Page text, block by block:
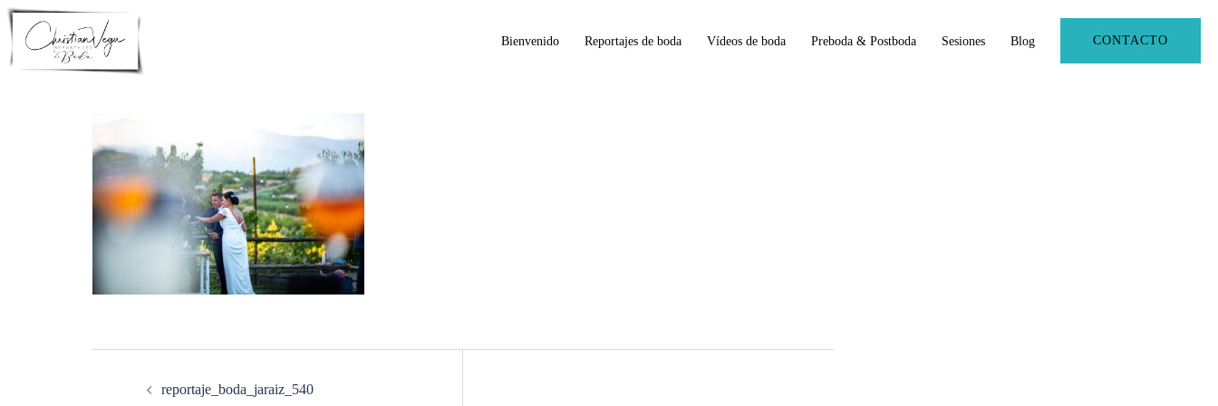
Saltar
al
contenido
Bienvenido Reportajes de boda Vídeos de boda Preboda & Postboda Sesiones Blog CONTACTO
reportaje_boda_jaraiz_540